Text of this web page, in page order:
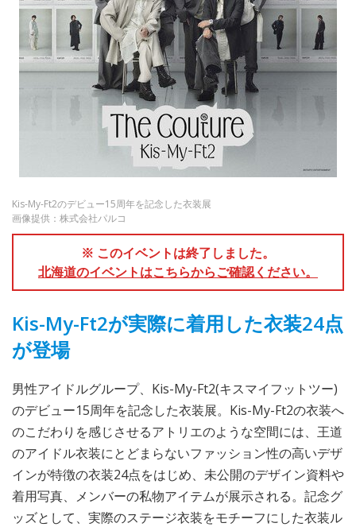
Kis-My-Ft2のデビュー15周年を記念した衣装展
画像提供：株式会社パルコ
※ このイベントは終了しました。
北海道のイベントはこちらからご確認ください。
Kis-My-Ft2が実際に着用した衣装24点
が登場
男性アイドルグループ、Kis-My-Ft2(キスマイフットツー)
のデビュー15周年を記念した衣装展。Kis-My-Ft2の衣装へ
のこだわりを感じさせるアトリエのような空間には、王道
のアイドル衣装にとどまらないファッション性の高いデザ
インが特徴の衣装24点をはじめ、未公開のデザイン資料や
着用写真、メンバーの私物アイテムが展示される。記念グ
ッズとして、実際のステージ衣装をモチーフにした衣装ル